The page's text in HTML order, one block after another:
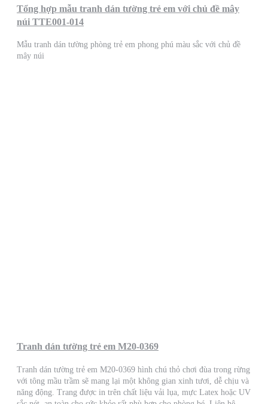
Tổng hợp mẫu tranh dán tường trẻ em với chủ đề mây
núi TTE001-014
Mẫu tranh dán tường phòng trẻ em phong phú màu sắc với chủ đề
mây núi
Tranh dán tường trẻ em M20-0369
Tranh dán tường trẻ em M20-0369 hình chú thỏ chơi đùa trong rừng
với tông mầu trầm sẽ mang lại một không gian xinh tươi, dễ chịu và
năng động. Trang được in trên chất liệu vải lụa, mực Latex hoặc UV